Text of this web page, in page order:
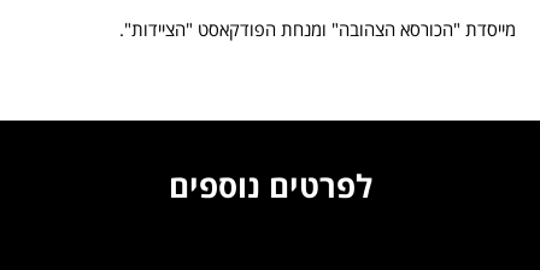
מייסדת "הכורסא הצהובה" ומנחת הפודקאסט "הציידות".
לפרטים נוספים